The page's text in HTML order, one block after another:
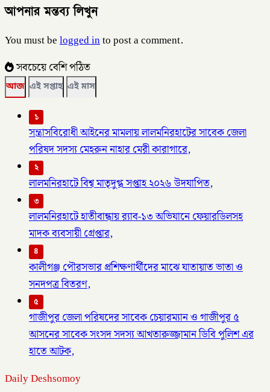
আপনার মন্তব্য লিখুন
You must belogged into post a comment.
সবচেয়ে বেশি পঠিত
আজ এই সপ্তাহ এই মাস
১
সন্ত্রাসবিরোধী আইনের মামলায় লালমনিরহাটের সাবেক জেলা
পরিষদ সদস্য মেহরুন নাহার মেরী কারাগারে,
২
লালমনিরহাটে বিশ্ব মাতৃদুগ্ধ সপ্তাহ ২০২৬ উদযাপিত,
৩
লালমনিরহাটে হাতীবান্ধায় র‌্যাব-১৩ অভিযানে ফেয়ারডিলসহ
মাদক ব্যবসায়ী গ্রেপ্তার,
৪
কালীগঞ্জ পৌরসভার প্রশিক্ষণার্থীদের মাঝে যাতায়াত ভাতা ও
সনদপত্র বিতরণ,
৫
গাজীপুর জেলা পরিষদের সাবেক চেয়ারম্যান ও গাজীপুর ৫
আসনের সাবেক সংসদ সদস্য আখতারুজ্জামান ডিবি পুলিশ এর
হাতে আটক,
Daily Deshsomoy